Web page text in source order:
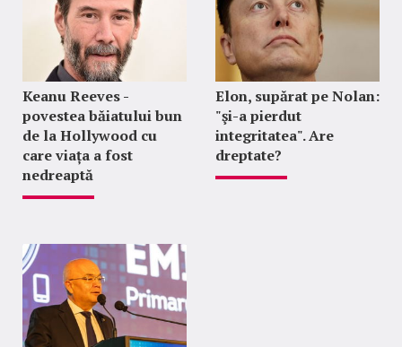
Keanu Reeves -
povestea băiatului bun
de la Hollywood cu
care viața a fost
nedreaptă
Elon, supărat pe Nolan:
"şi-a pierdut
integritatea". Are
dreptate?